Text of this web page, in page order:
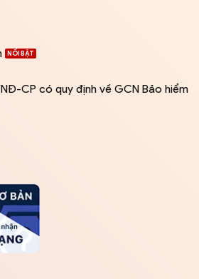
CP có quy định về GCN Bảo hiểm